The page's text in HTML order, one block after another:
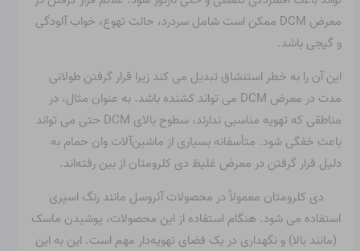
معرض DCM ممکن است شامل سردرد، حالت تهوع، خواب آلودگی
و گیجی باشد.
این آن را به خطر استنشاق تبدیل می کند زیرا قرار گرفتن طولانی
مدت در معرض DCM می تواند کشنده باشد. به عنوان مثال، در
مناطقی که تهویه مناسبی ندارند، سطوح بالای DCM حتی می تواند
باعث خفگی شود. متأسفانه بسیاری از ماشین‌آلات وان حمام به
دلیل قرار گرفتن در معرض غلیظ دی کلرومتان از بین رفته‌اند.
دی کلرومتان معمولاً در محصولات آئروسل مانند رنگ اسپری
استفاده می شود. هنگام استفاده از این محصولات، پوشیدن ماسک
(مانند بالا) و نگهداری در یک فضای تهویه‌دار مهم است. این به این